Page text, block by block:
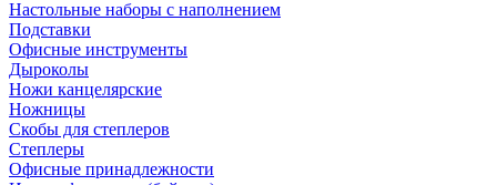
Настольные наборы с наполнением
Подставки
Офисные инструменты
Дыроколы
Ножи канцелярские
Ножницы
Скобы для степлеров
Степлеры
Офисные принадлежности